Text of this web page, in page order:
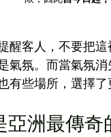
醒客人，不要把
氣氛。而當氣氛
有些場所，選擇了
是亞洲最傳